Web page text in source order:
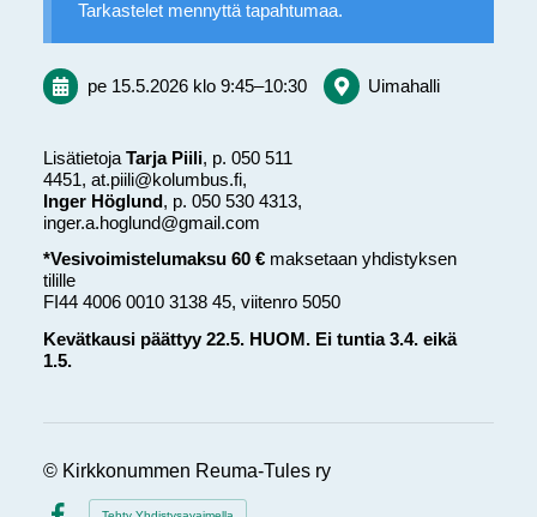
Tarkastelet mennyttä tapahtumaa.
pe 15.5.2026 klo 9:45–10:30 Uimahalli
Lisätietoja Tarja Piili, p. 050 511
4451, at.piili@kolumbus.fi,
Inger Höglund , p. 050 530 4313,
inger.a.hoglund@gmail.com
*Vesivoimistelumaksu 60 €maksetaan yhdistyksen
tilille
FI44 4006 0010 3138 45, viitenro 5050
Kevätkausi päättyy 22.5. HUOM. Ei tuntia 3.4. eikä
1.5.
© Kirkkonummen Reuma-Tules ry